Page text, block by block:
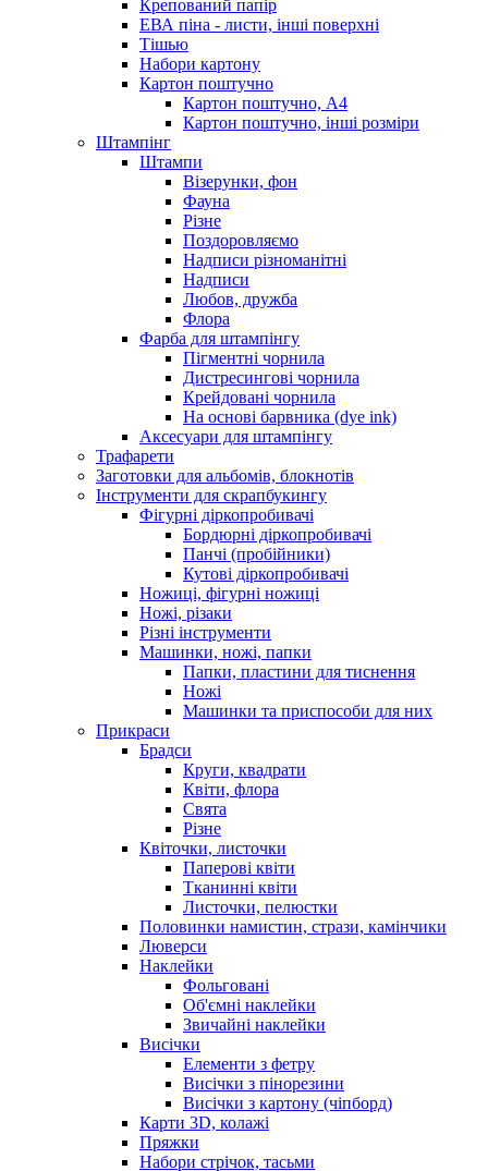
Крепований папір
ЕВА піна - листи, інші поверхні
Тішью
Набори картону
Картон поштучно
Картон поштучно, А4
Картон поштучно, інші розміри
Штампінг
Штампи
Візерунки, фон
Фауна
Різне
Поздоровляємо
Надписи різноманітні
Надписи
Любов, дружба
Флора
Фарба для штампінгу
Пігментні чорнила
Дистресингові чорнила
Крейдовані чорнила
На основі барвника (dye ink)
Аксесуари для штампінгу
Трафарети
Заготовки для альбомів, блокнотів
Інструменти для скрапбукингу
Фігурні діркопробивачі
Бордюрні діркопробивачі
Панчі (пробійники)
Кутові діркопробивачі
Ножиці, фігурні ножиці
Ножі, різаки
Різні інструменти
Машинки, ножі, папки
Папки, пластини для тиснення
Ножі
Машинки та приспособи для них
Прикраси
Брадси
Круги, квадрати
Квіти, флора
Свята
Різне
Квіточки, листочки
Паперові квіти
Тканинні квіти
Листочки, пелюстки
Половинки намистин, стрази, камінчики
Люверси
Наклейки
Фольговані
Об'ємні наклейки
Звичайні наклейки
Висічки
Елементи з фетру
Висічки з пінорезини
Висічки з картону (чіпборд)
Карти 3D, колажі
Пряжки
Набори стрічок, тасьми